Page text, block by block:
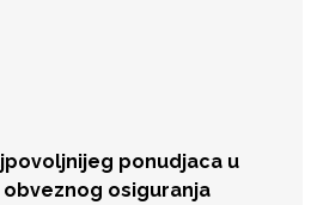
ponudjaca u
osiguranja